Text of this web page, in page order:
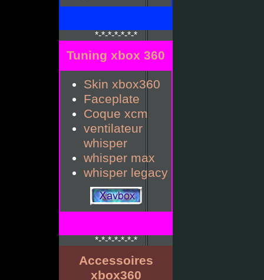
*-*-*-*-*-*-*
Tuning xbox 360
Skin xbox360
Faceplate
Coque xcm
ventilateur
whisper
whisper max
whisper legacy
*-*-*-*-*-*-*
Accessoires
xbox360